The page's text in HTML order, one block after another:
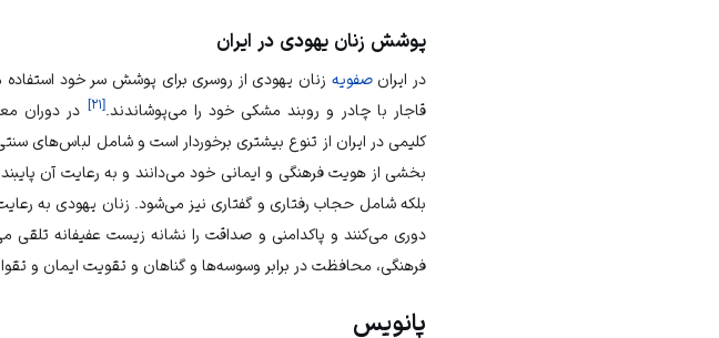
پوشش زنان یهودی در ایران
در ایرانصفویه زنان یهودی از روسری برای پوشش سر خود استفاده
قاجار با چادر و روبند مشکی خود را می‌پوشاندند.[۲۱] در دوران
کلیمی در ایران از تنوع بیشتری برخوردار است و شامل لباس‌های
بخشی از هویت فرهنگی و ایمانی خود می‌دانند و به رعایت آن
بلکه شامل حجاب رفتاری و گفتاری نیز می‌شود. زنان یهودی به
دوری می‌کنند و پاکدامنی و صداقت را نشانه زیست عفیفانه
فرهنگی، محافظت در برابر وسوسه‌ها و گناهان و تقویت ایمان و تقوا
پانویس